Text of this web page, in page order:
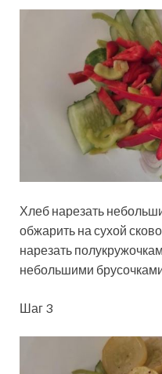
Хлеб нарезать
обжарить на сухой
нарезать
небольшими
Шаг 3